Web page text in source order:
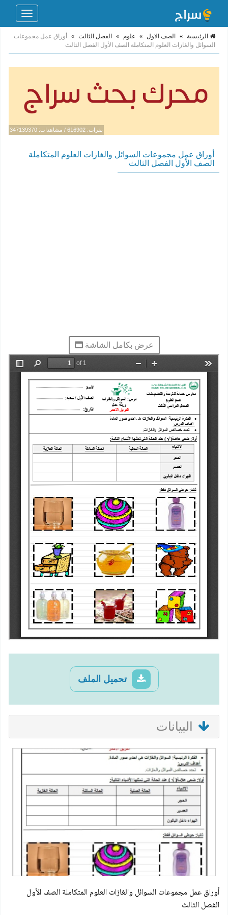
Toggle
الرئيسية » الصف الاول » علوم » الفصل الثالث »
أوراق عمل مجموعات
السوائل والغازات العلوم المتكاملة الصف الأول الفصل الثالث
نقرات: 616902 / مشاهدات: 347139370
أوراق عمل مجموعات السوائل والغازات العلوم المتكاملة
الصف الأول الفصل الثالث
عرض بكامل الشاشة
تحميل الملف
البيانات
أوراق عمل مجموعات السوائل والغازات العلوم المتكاملة الصف الأول
الفصل الثالث